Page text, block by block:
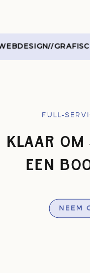
//GRAFISCH
KLAAR
EEN
FULL-
NEEM